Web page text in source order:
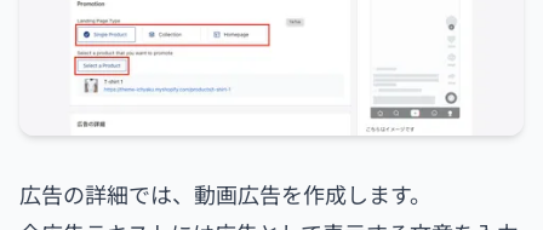
広告の詳細では、動画広告を作成します。